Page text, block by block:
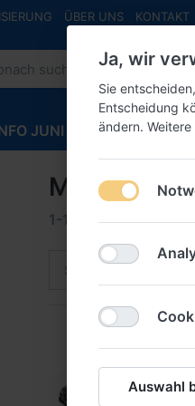
ÜBER UNS KONTAKT
JUNI INFO MAI
1-10 von10
Sortiere nach
-
Ja, wir
Sie
Entscheidung
ändern.
Auswahl